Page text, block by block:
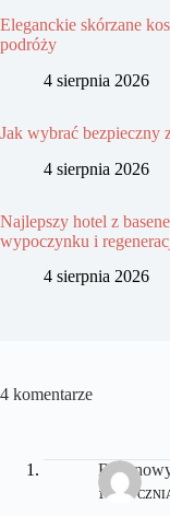
Eleganckie skórzane
podróży
4 sierpnia 2026
Jak wybrać bezpieczny
4 sierpnia 2026
Najlepszy hotel z
wypoczynku i
4 sierpnia 2026
4 komentarze
15